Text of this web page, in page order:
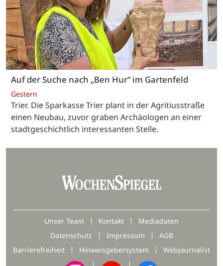
Auf der Suche nach „Ben Hur“ im Gartenfeld
Gestern
Trier. Die Sparkasse Trier plant in der Agritiusstraße
einen Neubau, zuvor graben Archäologen an einer
stadtgeschichtlich interessanten Stelle.
Unser Team Kontakt
Mediadaten
Datenschutz
Impressum
AGB
Barrierefreiheit
Hinweisgebersystem Webjournalist